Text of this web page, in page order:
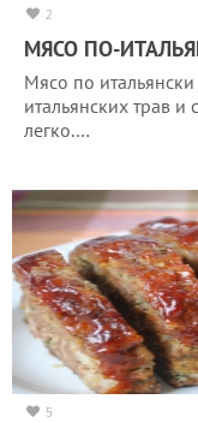
2
МЯСО ПО-
Мясо по
итальянских трав и
легко.…
5